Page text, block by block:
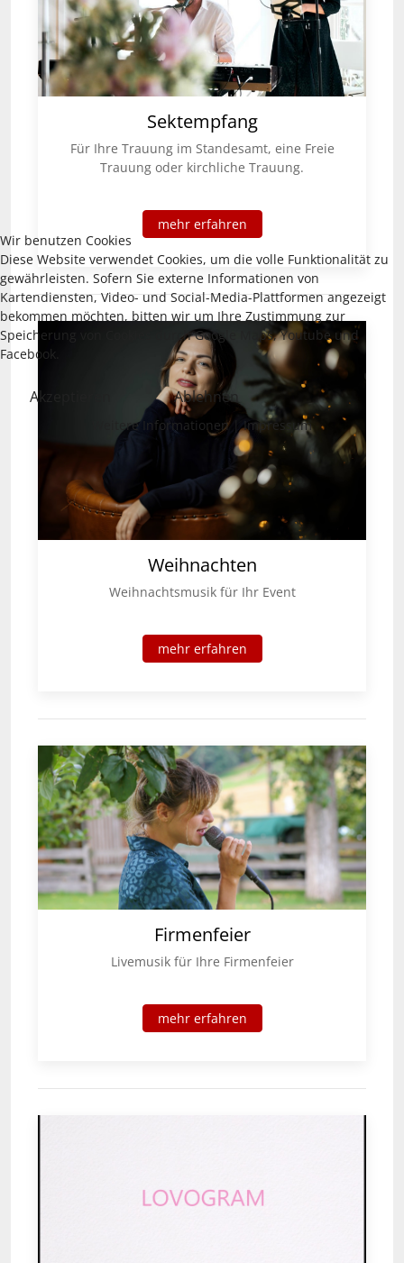
Sektempfang
Für Ihre Trauung im Standesamt, eine Freie
Trauung oder kirchliche Trauung.
mehr erfahren
Weihnachten
Weihnachtsmusik für Ihr Event
mehr erfahren
Firmenfeier
Livemusik für Ihre Firmenfeier
mehr erfahren
Wir benutzen Cookies
Diese Website verwendet Cookies, um die volle Funktionalität zu
gewährleisten. Sofern Sie externe Informationen von
Kartendiensten, Video- und Social-Media-Plattformen angezeigt
bekommen möchten, bitten wir um Ihre Zustimmung zur
Speicherung von Cookies durch Google Maps, Youtube und
Facebook.
Akzeptieren Ablehnen
Weitere Informationen|Impressum